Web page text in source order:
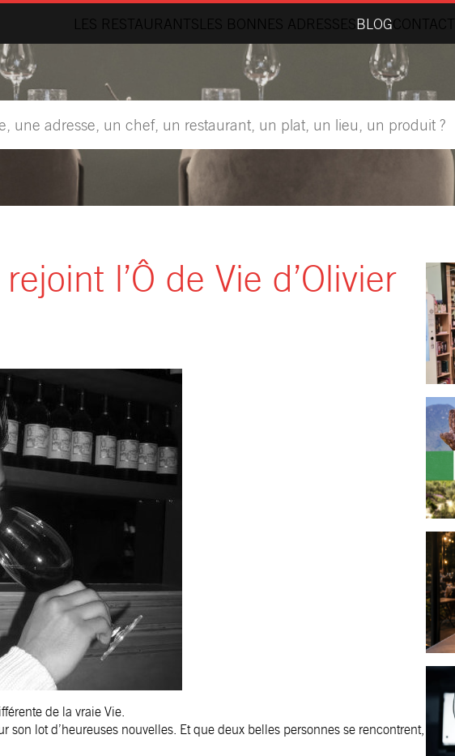
LES RESTAURANTSLES BONNES ADRESSESBLOGCONTACT
l’Ô de Vie d’Olivier
de la vraie Vie.
son lot d’heureuses nouvelles. Et que deux belles personnes se rencontrent,